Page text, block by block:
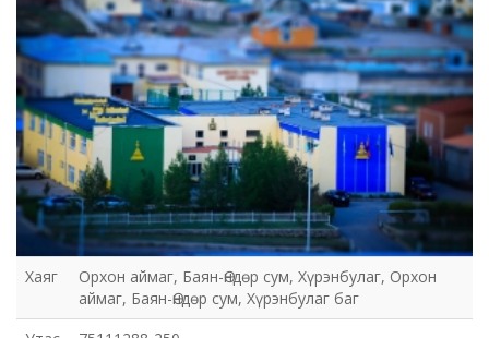
Хаяг
Орхон аймаг, Баян-Өндөр сум, Хүрэнбулаг, Орхон
аймаг, Баян-Өндөр сум, Хүрэнбулаг баг